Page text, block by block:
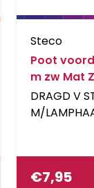
Steco
Poot
m zw Mat
DRAGD V
M/
€7,95